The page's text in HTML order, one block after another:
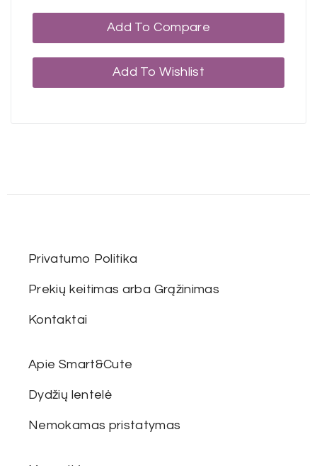
Add To Compare
Add To Wishlist
Privatumo Politika
Prekių keitimas arba Grąžinimas
Kontaktai
Apie Smart&Cute
Dydžių lentelė
Nemokamas pristatymas